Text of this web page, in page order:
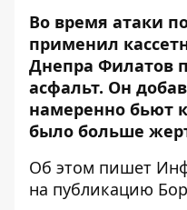
Во время атаки
применил
Днепра Филатов
асфальт. Он
намеренно бьют
было больше
Об этом пишет
на публикацию